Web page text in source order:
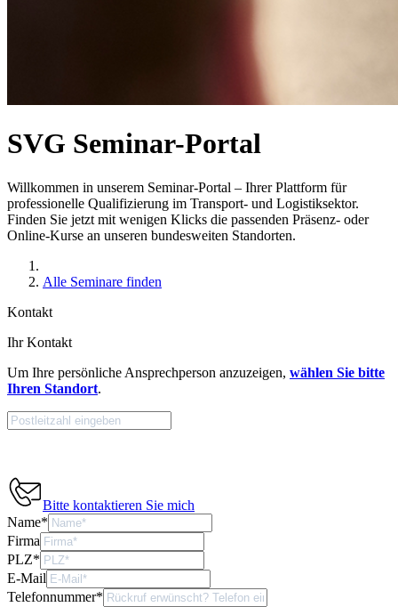
SVG Seminar-Portal
Willkommen in unserem Seminar-Portal – Ihrer Plattform für
professionelle Qualifizierung im Transport- und Logistiksektor.
Finden Sie jetzt mit wenigen Klicks die passenden Präsenz- oder
Online-Kurse an unseren bundesweiten Standorten.
Alle Seminare finden
Kontakt
Ihr Kontakt
Um Ihre persönliche Ansprechperson anzuzeigen, wählen Sie bitte
Ihren Standort.
Bitte kontaktieren Sie mich
Name*
Firma
PLZ*
E-Mail
Telefonnummer*